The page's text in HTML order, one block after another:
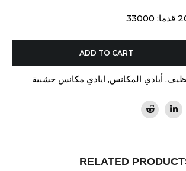
ADD TO CART
, أيادي المكانس, ايادي مكانس خشبية
RELATED